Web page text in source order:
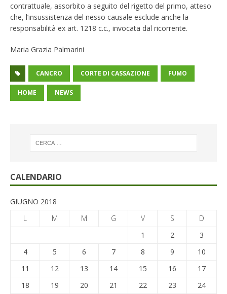
contrattuale, assorbito a seguito del rigetto del primo, atteso
che, l’insussistenza del nesso causale esclude anche la
responsabilità ex art. 1218 c.c., invocata dal ricorrente.
Maria Grazia Palmarini
CANCRO CORTE DI CASSAZIONE FUMO
HOME NEWS
CALENDARIO
GIUGNO 2018
L
M M G V S
D
1
2
3
4
5 6 7 8 9
10
11
12 13 14 15 16
17
18
19 20 21 22 23
24